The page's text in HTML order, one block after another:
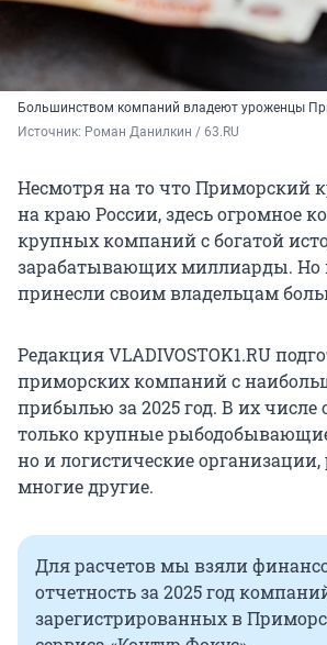
Большинством компаний владеют уроженцы
Источник: Роман Данилкин / 63.RU
Несмотря на то что Приморский
на краю России, здесь огромное
крупных компаний с богатой
зарабатывающих миллиарды. Но
принесли своим владельцам
Редакция VLADIVOSTOK1.RU
приморских компаний с
прибылью за 2025 год. В их числе
только крупные
но и логистические
многие другие.
Для расчетов мы взяли
отчетность за 2025 год
зарегистрированных в